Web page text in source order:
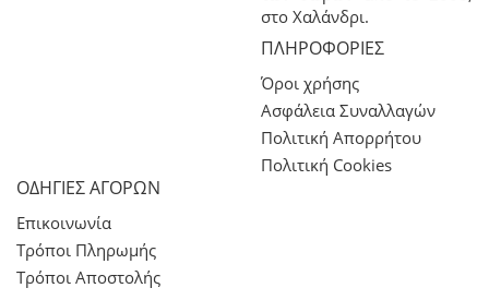
στο Χαλάνδρι.
ΠΛΗΡΟΦΟΡΊΕΣ
Όροι χρήσης
Ασφάλεια Συναλλαγών
Πολιτική Απορρήτου
Πολιτική Cookies
ΟΔΗΓΙΕΣ ΑΓΟΡΩΝ
Επικοινωνία
Τρόποι Πληρωμής
Τρόποι Αποστολής